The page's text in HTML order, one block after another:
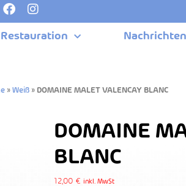
Restauration Nachrichten
» Weiß» DOMAINE MALET VALENCAY BLANC
DOMAINE
BLANC
12,00 € inkl. MwSt